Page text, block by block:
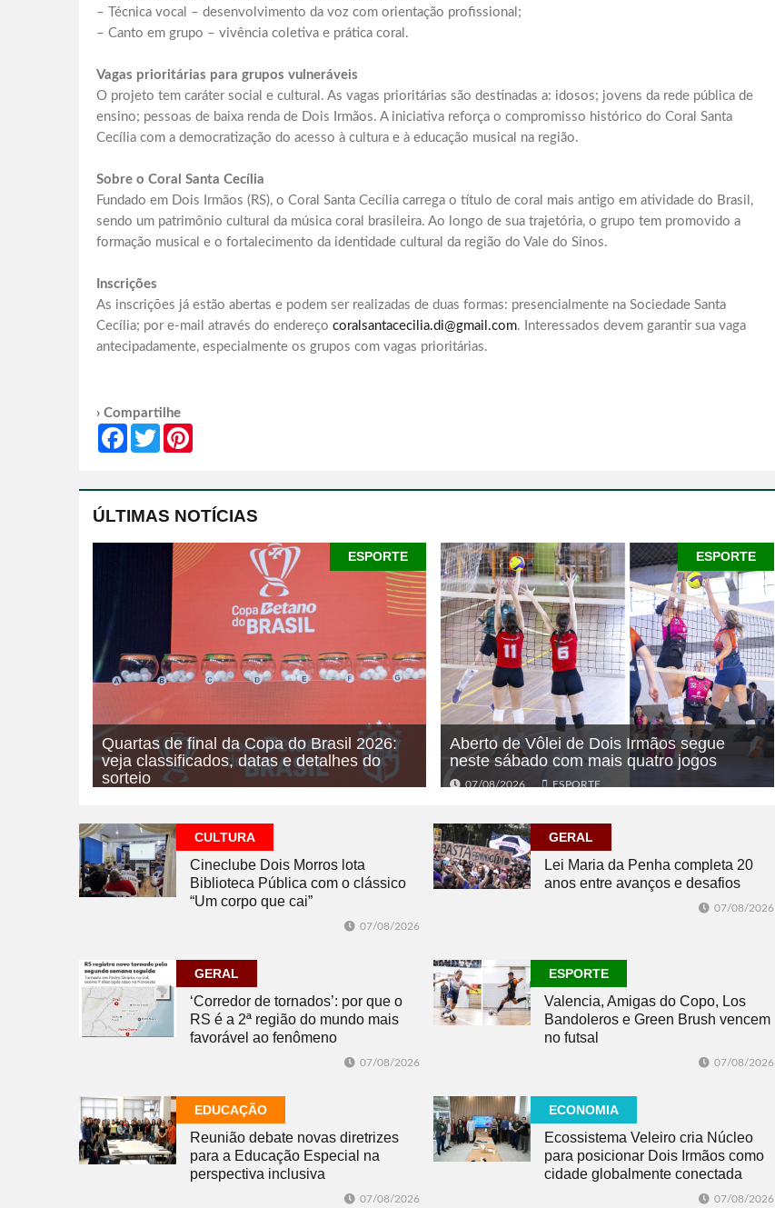
– Técnica vocal – desenvolvimento da voz com orientação profissional;
– Canto em grupo – vivência coletiva e prática coral.
Vagas prioritárias para grupos vulneráveis
O projeto tem caráter social e cultural. As vagas prioritárias são destinadas a: idosos; jovens da rede pública de
ensino; pessoas de baixa renda de Dois Irmãos. A iniciativa reforça o compromisso histórico do Coral Santa
Cecília com a democratização do acesso à cultura e à educação musical na região.
Sobre o Coral Santa Cecília
Fundado em Dois Irmãos (RS), o Coral Santa Cecília carrega o título de coral mais antigo em atividade do Brasil,
sendo um patrimônio cultural da música coral brasileira. Ao longo de sua trajetória, o grupo tem promovido a
formação musical e o fortalecimento da identidade cultural da região do Vale do Sinos.
Inscrições
As inscrições já estão abertas e podem ser realizadas de duas formas: presencialmente na Sociedade Santa
Cecília; por e-mail através do endereço coralsantacecilia.di@gmail.com. Interessados devem garantir sua vaga
antecipadamente, especialmente os grupos com vagas prioritárias.
› Compartilhe
FacebookTwitter
ÚLTIMAS NOTÍCIAS
ESPORTE
Quartas de final da Copa do Brasil 2026:
veja classificados, datas e detalhes do
sorteio
ESPORTE
Aberto de Vôlei de Dois Irmãos segue
neste sábado com mais quatro jogos
07/08/2026 ESPORTE
CULTURA
Cineclube Dois Morros lota
Biblioteca Pública com o clássico
“Um corpo que cai”
07/08/2026
GERAL
Lei Maria da Penha completa 20
anos entre avanços e desafios
07/08/2026
GERAL
‘Corredor de tornados’: por que o
RS é a 2ª região do mundo mais
favorável ao fenômeno
07/08/2026
ESPORTE
Valencia, Amigas do Copo, Los
Bandoleros e Green Brush vencem
no futsal
07/08/2026
EDUCAÇÃO
Reunião debate novas diretrizes
para a Educação Especial na
perspectiva inclusiva
07/08/2026
ECONOMIA
Ecossistema Veleiro cria Núcleo
para posicionar Dois Irmãos como
cidade globalmente conectada
07/08/2026